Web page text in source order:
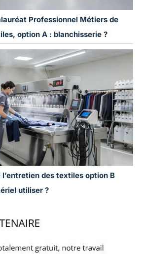
Professionnel Métiers de
option A : blanchisserie ?
des textiles option B
utiliser ?